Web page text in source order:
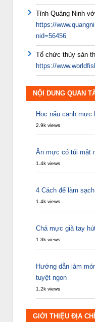
Tỉnh Quảng Ninh
https://
nid=56456
Tổ chức thủy sản
https://
NỘI DUNG QUAN
Học nấu canh mực
2.9k views
Ăn mực có túi mật
1.4k views
4 Cách để làm
1.4k views
Chả mực giã tay
1.3k views
Hướng dẫn làm
tuyệt ngon
1.2k views
GIỚI THIỆU ĐỊA